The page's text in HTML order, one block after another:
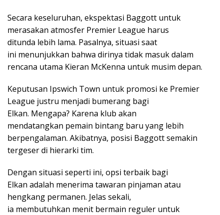
Secara keseluruhan, ekspektasi Baggott untuk
merasakan atmosfer Premier League harus
ditunda lebih lama. Pasalnya, situasi saat
ini menunjukkan bahwa dirinya tidak masuk dalam
rencana utama Kieran McKenna untuk musim depan.
Keputusan Ipswich Town untuk promosi ke Premier
League justru menjadi bumerang bagi
Elkan. Mengapa? Karena klub akan
mendatangkan pemain bintang baru yang lebih
berpengalaman. Akibatnya, posisi Baggott semakin
tergeser di hierarki tim.
Dengan situasi seperti ini, opsi terbaik bagi
Elkan adalah menerima tawaran pinjaman atau
hengkang permanen. Jelas sekali,
ia membutuhkan menit bermain reguler untuk